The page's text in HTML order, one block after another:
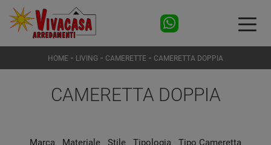
HOME - LIVING - CAMERETTE - CAMERETTA DOPPIA
CAMERETTA DOPPIA
Marca Materiale Stile Tipologia Tipo Cameretta